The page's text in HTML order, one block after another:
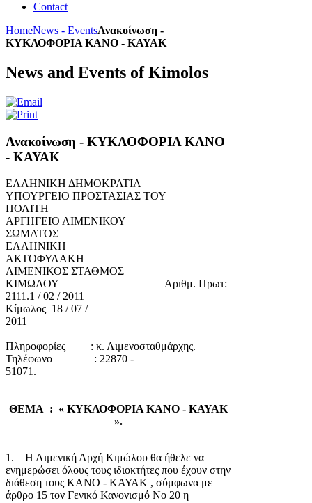
Contact
HomeNews - EventsΑνακοίνωση -
ΚΥΚΛΟΦΟΡΙΑ ΚΑΝΟ - ΚΑΥΑΚ
News and Events of Kimolos
Ανακοίνωση - ΚΥΚΛΟΦΟΡΙΑ ΚΑΝΟ
- ΚΑΥΑΚ
ΕΛΛΗΝΙΚΗ ΔΗΜΟΚΡΑΤΙΑ
ΥΠΟΥΡΓΕΙΟ ΠΡΟΣΤΑΣΙΑΣ ΤΟΥ
ΠΟΛΙΤΗ
ΑΡΓΗΓΕΙΟ ΛΙΜΕΝΙΚΟΥ
ΣΩΜΑΤΟΣ
ΕΛΛΗΝΙΚΗ
ΑΚΤΟΦΥΛΑΚΗ
ΛΙΜΕΝΙΚΟΣ ΣΤΑΘΜΟΣ
ΚΙΜΩΛΟΥ Αριθμ. Πρωτ:
2111.1 / 02 / 2011
Κίμωλος 18 / 07 /
2011
Πληροφορίες : κ. Λιμενοσταθμάρχης.
Τηλέφωνο : 22870 -
51071.
ΘΕΜΑ : « ΚΥΚΛΟΦΟΡΙΑ ΚΑΝΟ - ΚΑΥΑΚ
».
1. Η Λιμενική Αρχή Κιμώλου θα ήθελε να
ενημερώσει όλους τους ιδιοκτήτες που έχουν στην
διάθεση τους ΚΑΝΟ - ΚΑΥΑΚ , σύμφωνα με
άρθρο 15 τον Γενικό Κανονισμό Νο 20 η